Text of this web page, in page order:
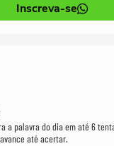
Inscreva-se
a palavra do dia em até 6
até acertar.